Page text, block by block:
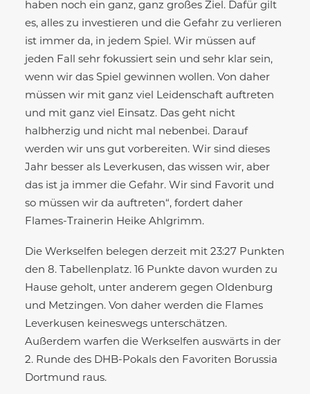
haben noch ein ganz, ganz großes Ziel. Dafür gilt
es, alles zu investieren und die Gefahr zu verlieren
ist immer da, in jedem Spiel. Wir müssen auf
jeden Fall sehr fokussiert sein und sehr klar sein,
wenn wir das Spiel gewinnen wollen. Von daher
müssen wir mit ganz viel Leidenschaft auftreten
und mit ganz viel Einsatz. Das geht nicht
halbherzig und nicht mal nebenbei. Darauf
werden wir uns gut vorbereiten. Wir sind dieses
Jahr besser als Leverkusen, das wissen wir, aber
das ist ja immer die Gefahr. Wir sind Favorit und
so müssen wir da auftreten“, fordert daher
Flames-Trainerin Heike Ahlgrimm.
Die Werkselfen belegen derzeit mit 23:27 Punkten
den 8. Tabellenplatz. 16 Punkte davon wurden zu
Hause geholt, unter anderem gegen Oldenburg
und Metzingen. Von daher werden die Flames
Leverkusen keineswegs unterschätzen.
Außerdem warfen die Werkselfen auswärts in der
2. Runde des DHB-Pokals den Favoriten Borussia
Dortmund raus.